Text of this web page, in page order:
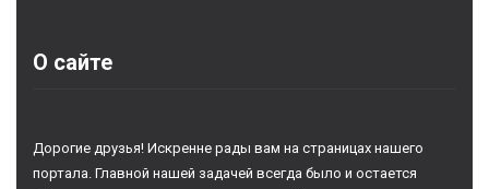
О сайте
Дорогие друзья! Искренне рады вам на страницах нашего
портала. Главной нашей задачей всегда было и остается